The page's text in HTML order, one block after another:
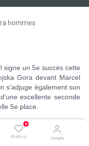
0
Wishlist Compte
hommes
signe un 5e succès cette
Gora devant Marcel
s'adjuge également son
excellente seconde
5e place.